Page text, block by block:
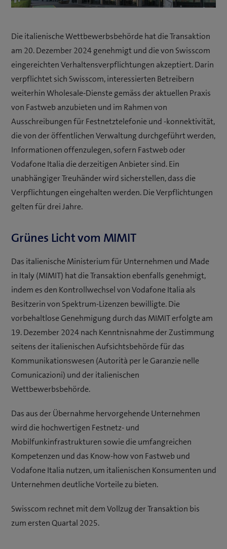
Die italienische Wettbewerbsbehörde hat die Transaktion
am 20. Dezember 2024 genehmigt und die von Swisscom
eingereichten Verhaltensverpflichtungen akzeptiert. Darin
verpflichtet sich Swisscom, interessierten Betreibern
weiterhin Wholesale-Dienste gemäss der aktuellen Praxis
von Fastweb anzubieten und im Rahmen von
Ausschreibungen für Festnetztelefonie und -konnektivität,
die von der öffentlichen Verwaltung durchgeführt werden,
Informationen offenzulegen, sofern Fastweb oder
Vodafone Italia die derzeitigen Anbieter sind. Ein
unabhängiger Treuhänder wird sicherstellen, dass die
Verpflichtungen eingehalten werden. Die Verpflichtungen
gelten für drei Jahre.
Grünes Licht vom MIMIT
Das italienische Ministerium für Unternehmen und Made
in Italy (MIMIT) hat die Transaktion ebenfalls genehmigt,
indem es den Kontrollwechsel von Vodafone Italia als
Besitzerin von Spektrum-Lizenzen bewilligte. Die
vorbehaltlose Genehmigung durch das MIMIT erfolgte am
19. Dezember 2024 nach Kenntnisnahme der Zustimmung
seitens der italienischen Aufsichtsbehörde für das
Kommunikationswesen (Autorità per le Garanzie nelle
Comunicazioni) und der italienischen
Wettbewerbsbehörde.
Das aus der Übernahme hervorgehende Unternehmen
wird die hochwertigen Festnetz- und
Mobilfunkinfrastrukturen sowie die umfangreichen
Kompetenzen und das Know-how von Fastweb und
Vodafone Italia nutzen, um italienischen Konsumenten und
Unternehmen deutliche Vorteile zu bieten.
Swisscom rechnet mit dem Vollzug der Transaktion bis
zum ersten Quartal 2025.